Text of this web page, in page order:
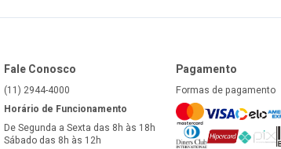
Fale Conosco
(11) 2944-4000
Horário de Funcionamento
De Segunda a Sexta das 8h às 18h
Sábado das 8h às 12h
Pagamento
Formas de pagamento